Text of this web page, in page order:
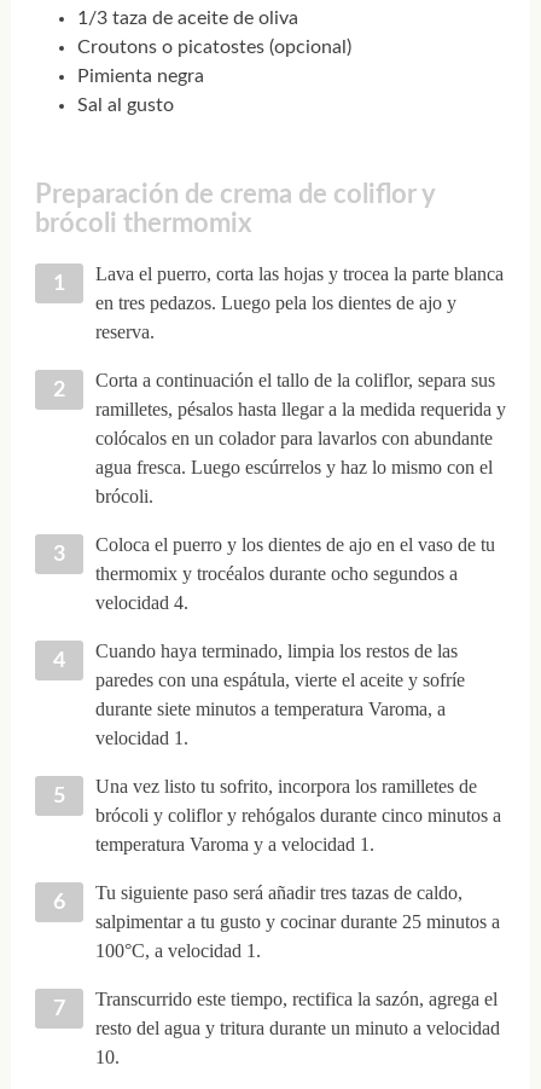
1/3 taza de aceite de oliva
Croutons o picatostes (opcional)
Pimienta negra
Sal al gusto
Preparación de crema de coliflor y
brócoli thermomix
Lava el puerro, corta las hojas y trocea la parte blanca
en tres pedazos. Luego pela los dientes de ajo y
reserva.
Corta a continuación el tallo de la coliflor, separa sus
ramilletes, pésalos hasta llegar a la medida requerida y
colócalos en un colador para lavarlos con abundante
agua fresca. Luego escúrrelos y haz lo mismo con el
brócoli.
Coloca el puerro y los dientes de ajo en el vaso de tu
thermomix y trocéalos durante ocho segundos a
velocidad 4.
Cuando haya terminado, limpia los restos de las
paredes con una espátula, vierte el aceite y sofríe
durante siete minutos a temperatura Varoma, a
velocidad 1.
Una vez listo tu sofrito, incorpora los ramilletes de
brócoli y coliflor y rehógalos durante cinco minutos a
temperatura Varoma y a velocidad 1.
Tu siguiente paso será añadir tres tazas de caldo,
salpimentar a tu gusto y cocinar durante 25 minutos a
100°C, a velocidad 1.
Transcurrido este tiempo, rectifica la sazón, agrega el
resto del agua y tritura durante un minuto a velocidad
10.